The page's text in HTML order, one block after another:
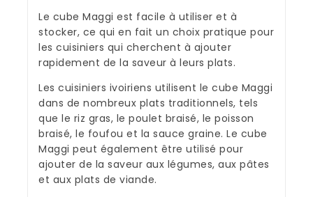
Le cube Maggi est facile à utiliser et à
stocker, ce qui en fait un choix pratique pour
les cuisiniers qui cherchent à ajouter
rapidement de la saveur à leurs plats.
Les cuisiniers ivoiriens utilisent le cube Maggi
dans de nombreux plats traditionnels, tels
que le riz gras, le poulet braisé, le poisson
braisé, le foufou et la sauce graine. Le cube
Maggi peut également être utilisé pour
ajouter de la saveur aux légumes, aux pâtes
et aux plats de viande.